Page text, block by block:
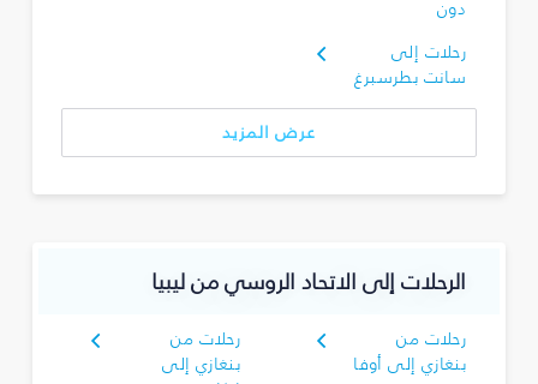
دون
رحلات إلى
سانت بطرسبرغ
عرض المزيد
الرحلات إلى الاتحاد الروسي من ليبيا
رحلات من
بنغازي إلى أوفا
رحلات من
بنغازي إلى